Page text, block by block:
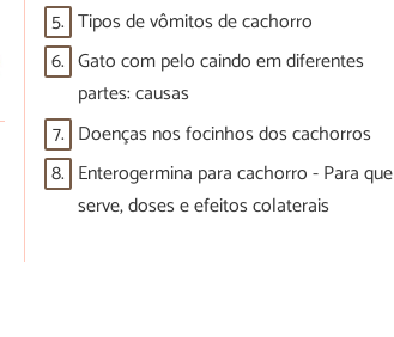
5. Tipos de vômitos de cachorro
6. Gato com pelo caindo em diferentes
partes: causas
7. Doenças nos focinhos dos cachorros
8. Enterogermina para cachorro - Para que
serve, doses e efeitos colaterais